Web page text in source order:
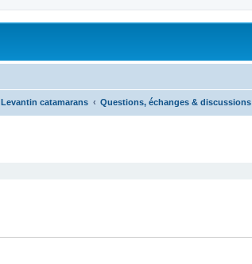
Levantin catamarans Questions, échanges & discussions